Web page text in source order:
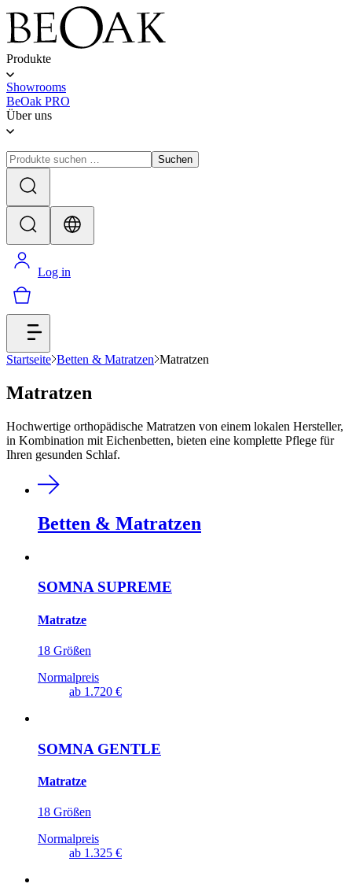
Produkte
Showrooms
BeOak PRO
Über uns
Suchen
Log in
Startseite Betten & Matratzen Matratzen
Matratzen
Hochwertige orthopädische Matratzen von einem lokalen Hersteller,
in Kombination mit Eichenbetten, bieten eine komplette Pflege für
Ihren gesunden Schlaf.
Betten & Matratzen
SOMNA SUPREME
Matratze
18 Größen
Normalpreis
ab 1.720 €
SOMNA GENTLE
Matratze
18 Größen
Normalpreis
ab 1.325 €